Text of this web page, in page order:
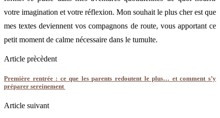
votre imagination et votre réflexion. Mon souhait le plus cher est que
mes textes deviennent vos compagnons de route, vous apportant ce
petit moment de calme nécessaire dans le tumulte.
Article prècèdent
Première rentrée : ce que les parents redoutent le plus… et comment s’y
préparer sereinement
Article suivant